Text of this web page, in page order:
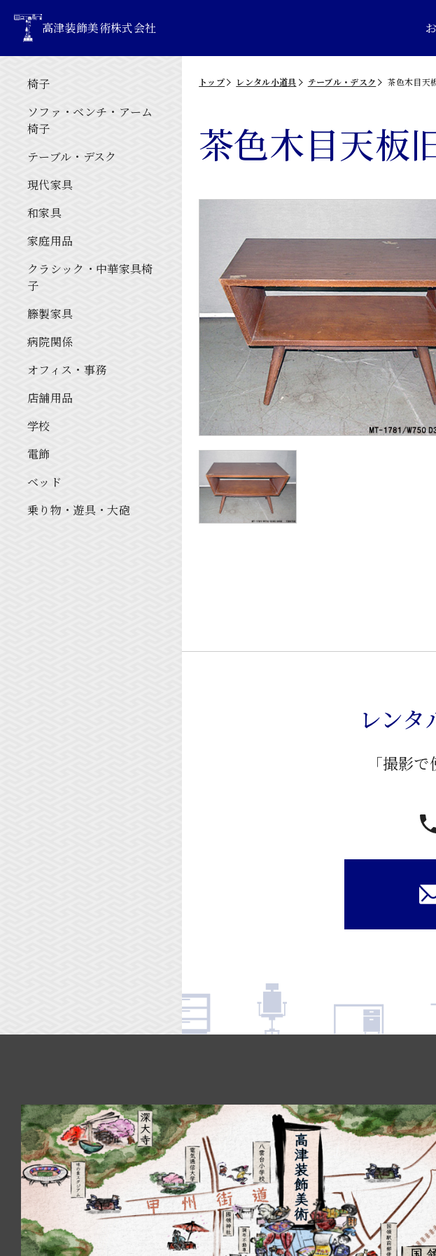
高津装飾美術株式会社
椅子
ソファ・ベンチ・アーム
椅子
テーブル・デスク
現代家具
和家具
家庭用品
クラシック・中華家具椅
子
籐製家具
病院関係
オフィス・事務
店舗用品
学校
電飾
ベッド
乗り物・遊具・大砲
トップ レンタル小道具 テーブル・デスク 茶色木目天
茶色木目天板
レン
「撮影